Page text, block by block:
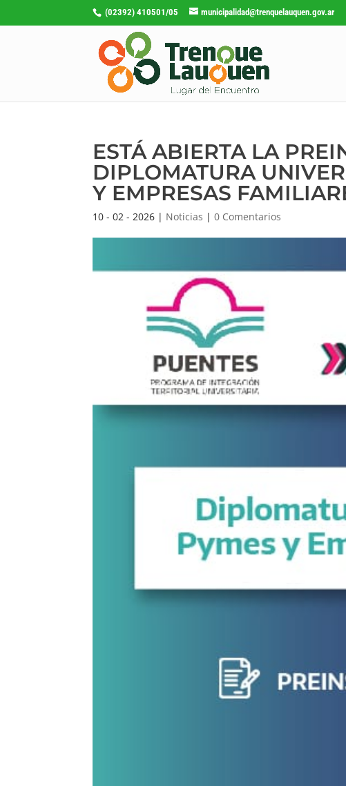
(02392) 410501/05 municipalidad@trenquelauquen.gov.ar
ESTÁ ABIERTA LA
DIPLOMATURA
Y EMPRESAS
10 - 02 - 2026 | Noticias |0 Comentarios